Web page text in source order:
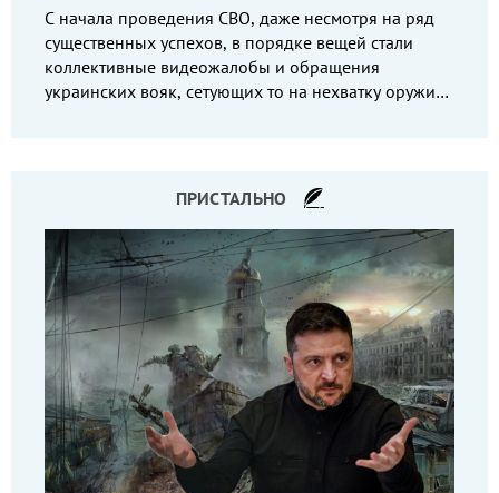
С начала проведения СВО, даже несмотря на ряд
существенных успехов, в порядке вещей стали
коллективные видеожалобы и обращения
украинских вояк, сетующих то на нехватку оружия,
ПРИСТАЛЬНО